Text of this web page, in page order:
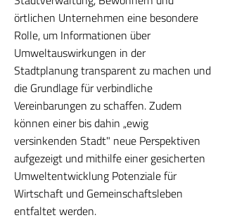
örtlichen Unternehmen eine besondere
Rolle, um Informationen über
Umweltauswirkungen in der
Stadtplanung transparent zu machen und
die Grundlage für verbindliche
Vereinbarungen zu schaffen. Zudem
können einer bis dahin „ewig
versinkenden Stadt" neue Perspektiven
aufgezeigt und mithilfe einer gesicherten
Umweltentwicklung Potenziale für
Wirtschaft und Gemeinschaftsleben
entfaltet werden.